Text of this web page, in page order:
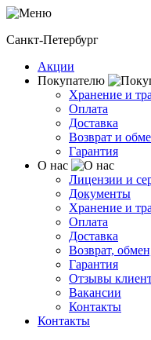
Санкт-Петербург
Акции
Покупателю
Хранение и
Оплата
Доставка
Возврат и
Гарантия
О нас
Лицензии и
Документы
Хранение и
Оплата
Доставка
Возврат,
Гарантия
Отзывы
Вакансии
Контакты
Контакты